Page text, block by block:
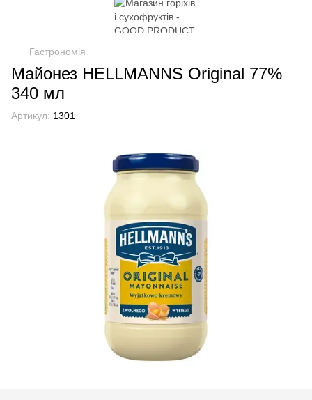
Гастрономія
Майонез HELLMANNS Original 77%
340 мл
Артикул: 1301